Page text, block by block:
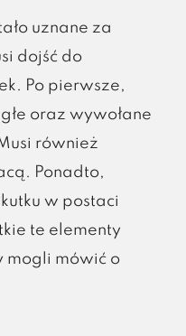
uznane za
dojść do
Po pierwsze,
oraz wywołane
również
Ponadto,
w postaci
te elementy
mogli mówić o